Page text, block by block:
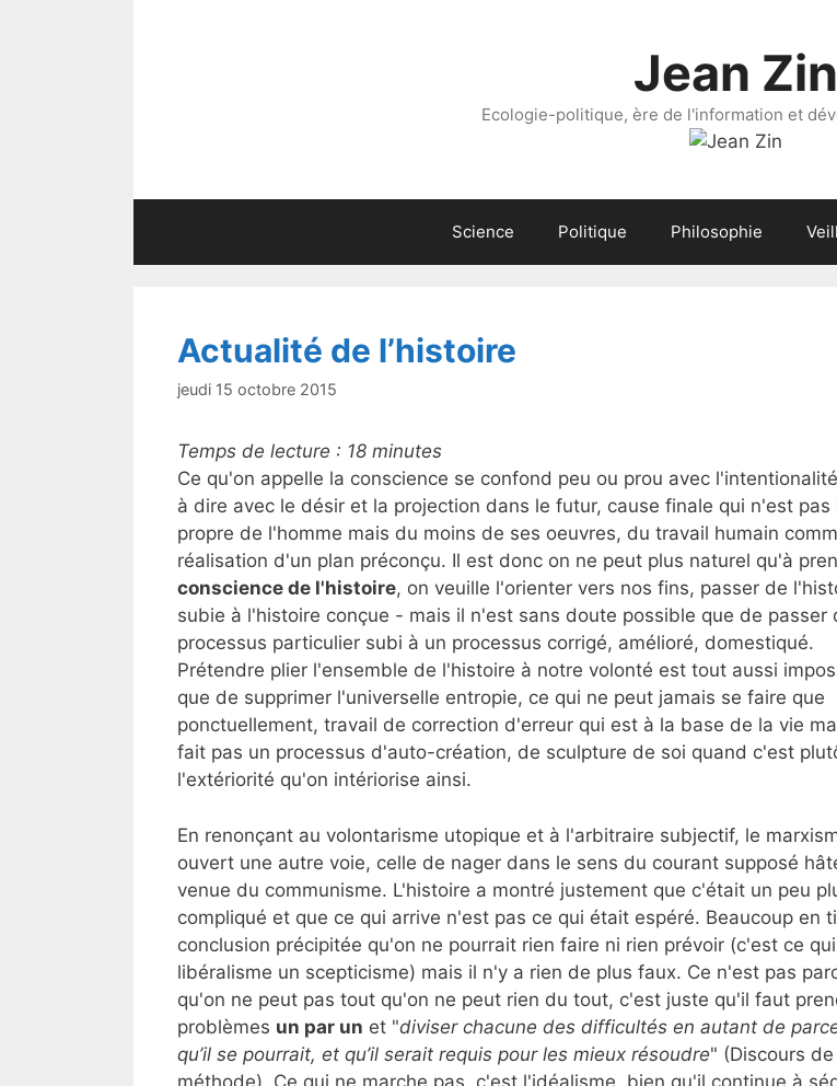
Jean Zin
Ecologie-politique, ère de l'information et
Science Politique Philosophie
Actualité de l’histoire
jeudi 15 octobre 2015
Temps de lecture : 18 minutes
Ce qu'on appelle la conscience se confond peu ou prou avec
à dire avec le désir et la projection dans le futur, cause finale qui n'est pas
propre de l'homme mais du moins de ses oeuvres, du travail humain
réalisation d'un plan préconçu. Il est donc on ne peut plus naturel qu'à
conscience de l'histoire, on veuille l'orienter vers nos fins, passer de
subie à l'histoire conçue - mais il n'est sans doute possible que de passer
processus particulier subi à un processus corrigé, amélioré, domestiqué.
Prétendre plier l'ensemble de l'histoire à notre volonté est tout aussi
que de supprimer l'universelle entropie, ce qui ne peut jamais se faire que
ponctuellement, travail de correction d'erreur qui est à la base de la vie
fait pas un processus d'auto-création, de sculpture de soi quand c'est
l'extériorité qu'on intériorise ainsi.
En renonçant au volontarisme utopique et à l'arbitraire subjectif, le
ouvert une autre voie, celle de nager dans le sens du courant supposé
venue du communisme. L'histoire a montré justement que c'était un peu
compliqué et que ce qui arrive n'est pas ce qui était espéré. Beaucoup en
conclusion précipitée qu'on ne pourrait rien faire ni rien prévoir (c'est ce
libéralisme un scepticisme) mais il n'y a rien de plus faux. Ce n'est pas
qu'on ne peut pas tout qu'on ne peut rien du tout, c'est juste qu'il faut
problèmes un par un et "diviser chacune des difficultés en autant de
qu’il se pourrait, et qu’il serait requis pour les mieux résoudre" (Discours de
méthode). Ce qui ne marche pas, c'est l'idéalisme, bien qu'il continue à